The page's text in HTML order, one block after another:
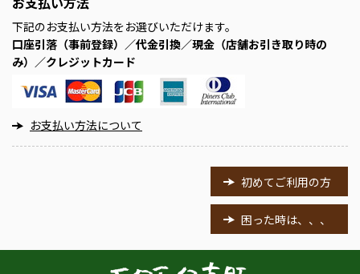
下記のお支払い方法をお選びいただけます。
口座引落（事前登録）／代金引換／現金（店舗お引き取り時の
み）／クレジットカード
お支払い方法について
初めてご利用の方
困った時は、、、